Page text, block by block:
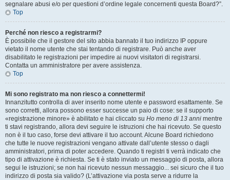
segnalare abusi e/o per questioni d’ordine legale concernenti questa Board?”.
Top
Perché non riesco a registrarmi?
È possibile che il gestore del sito abbia bannato il tuo indirizzo IP oppure
vietato il nome utente che stai tentando di registrare. Può anche aver
disabilitato le registrazioni per impedire ai nuovi visitatori di registrarsi.
Contatta un amministratore per avere assistenza.
Top
Mi sono registrato ma non riesco a connettermi!
Innanzitutto controlla di aver inserito nome utente e password esattamente. Se
sono corretti, allora possono esser successe un paio di cose: se il supporto
«registrazione minore» è abilitato e hai cliccato su Ho meno di 13 anni mentre
ti stavi registrando, allora devi seguire le istruzioni che hai ricevuto. Se questo
non è il tuo caso, forse devi attivare il tuo account. Alcune Board richiedono
che tutte le nuove registrazioni vengano attivate dall’utente stesso o dagli
amministratori, prima di poter accedere. Quando ti registri ti verrà indicato che
tipo di attivazione è richiesta. Se ti è stato inviato un messaggio di posta, allora
segui le istruzioni; se non hai ricevuto nessun messaggio... sei sicuro che il tuo
indirizzo di posta sia valido? (L’attivazione via posta serve a ridurre la